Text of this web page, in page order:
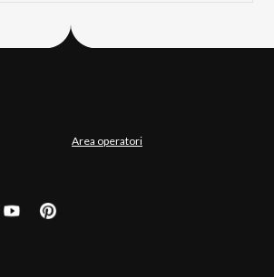
Area operatori